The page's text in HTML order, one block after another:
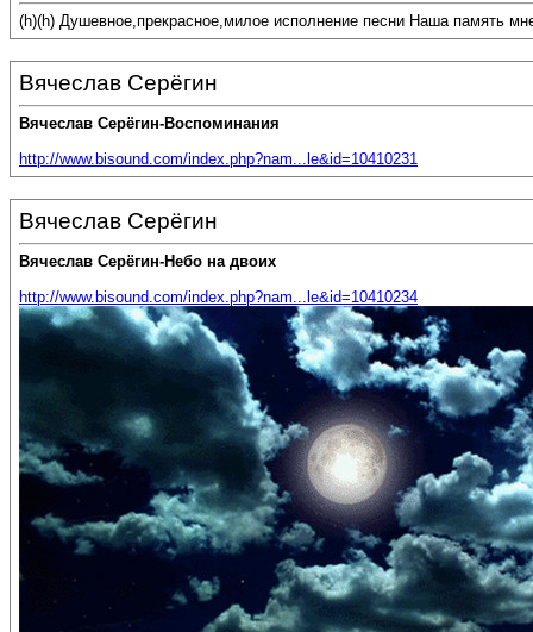
(h)(h) Душевное,прекрасное,милое исполнение песни Наша память
Вячеслав Серёгин
Вячеслав Серёгин-Воспоминания
http://www.bisound.com/index.php?nam...le&id=10410231
Вячеслав Серёгин
Вячеслав Серёгин-Небо на двоих
http://www.bisound.com/index.php?nam...le&id=10410234